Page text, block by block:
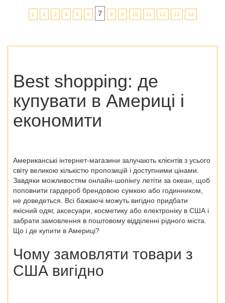
1 2 3 4 5 6 7 8 9 10 11 12 13 14
Best shopping: де
купувати в Америці і
економити
Американські інтернет-магазини залучають клієнтів з усього
світу великою кількістю пропозицій і доступними цінами.
Завдяки можливостям онлайн-шопінгу летіти за океан, щоб
поповнити гардероб брендовою сумкою або годинником,
не доведеться. Всі бажаючі можуть вигідно придбати
якісний одяг, аксесуари, косметику або електроніку в США і
забрати замовлення в поштовому відділенні рідного міста.
Що і де купити в Америці?
Чому замовляти товари з
США вигідно